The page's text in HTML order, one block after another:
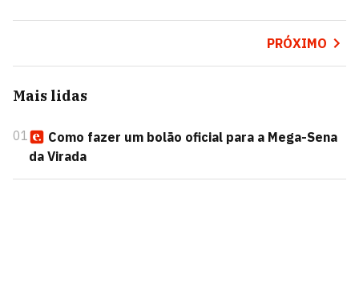
PRÓXIMO
Mais lidas
01
Como fazer um bolão oficial para a Mega-Sena
da Virada